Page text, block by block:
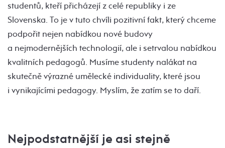
studentů, kteří přicházejí z celé republiky i ze
Slovenska. To je v tuto chvíli pozitivní fakt, který chceme
podpořit nejen nabídkou nové budovy
a nejmodernějších technologií, ale i setrvalou nabídkou
kvalitních pedagogů. Musíme studenty nalákat na
skutečně výrazné umělecké individuality, které jsou
i vynikajícími pedagogy. Myslím, že zatím se to daří.
Nejpodstatnější je asi stejně